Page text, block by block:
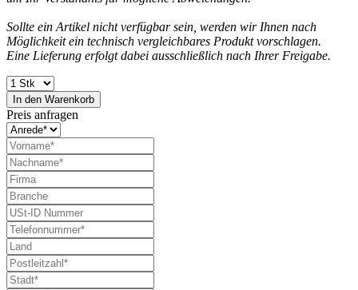
Sollte ein Artikel nicht verfügbar sein, werden wir Ihnen nach
Möglichkeit ein technisch vergleichbares Produkt vorschlagen.
Eine Lieferung erfolgt dabei ausschließlich nach Ihrer Freigabe.
In den Warenkorb
Preis anfragen